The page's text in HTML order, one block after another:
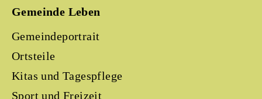
Gemeinde Leben
Gemeindeportrait
Ortsteile
Kitas und Tagespflege
Sport und Freizeit